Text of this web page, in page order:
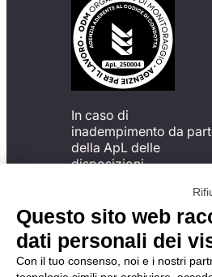
In caso di
inadempimento da
della ApL delle
disposizioni
possibile presentare un
reclamo
all’Organismo di
Monitoraggio
una delle modalità
Questo sito web
dati personali dei
Con il tuo consenso, noi e i nostri